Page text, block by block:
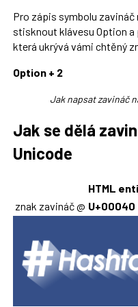
Pro zápis symbolu
stisknout klávesu Option
která ukrývá vámi chtěný
Option + 2
Jak napsat zavináč
Jak se dělá
Unicode
HTML
znak zavináč @ U+00040